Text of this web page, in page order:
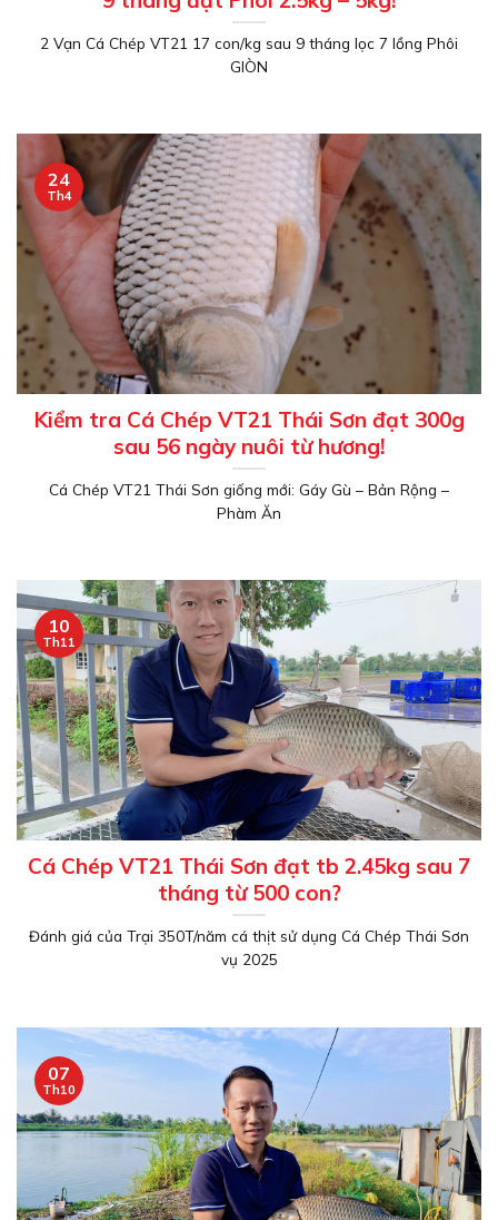
2 Vạn Cá Chép VT21 17 con/kg sau 9 tháng lọc 7 lồng Phôi
GIÒN
Kiểm tra Cá Chép VT21 Thái Sơn đạt 300g
sau 56 ngày nuôi từ hương!
Cá Chép VT21 Thái Sơn giống mới: Gáy Gù – Bản Rộng –
Phàm Ăn
24
Th4
Cá Chép VT21 Thái Sơn đạt tb 2.45kg sau 7
tháng từ 500 con?
Đánh giá của Trại 350T/năm cá thịt sử dụng Cá Chép Thái Sơn
vụ 2025
10
Th11
07
Th10